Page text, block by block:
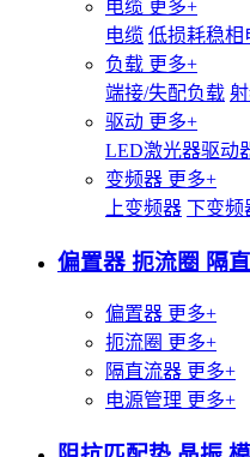
电缆 更多+
电缆 低损耗稳相
负载 更多+
端接/失配负载
驱动 更多+
LED激光器驱动
变频器 更多+
上变频器 下变频
偏置器 扼流圈 隔
偏置器 更多+
扼流圈 更多+
隔直流器 更多+
电源管理 更多+